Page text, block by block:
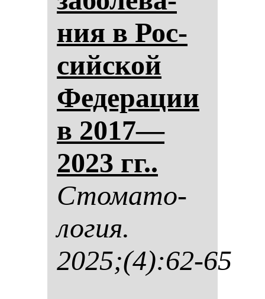
ния в Рос­
сий­ской
Фе­де­ра­ции
в 2017—
2023 гг..
Сто­ма­то­
ло­гия.
2025;(4):62-65